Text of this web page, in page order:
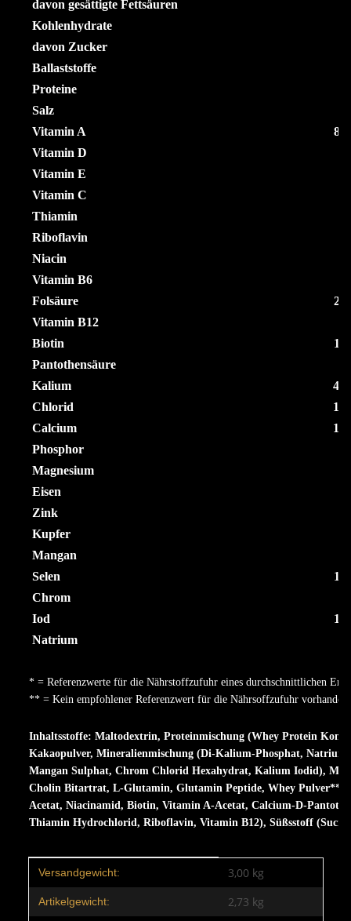
davon gesättigte Fettsäuren
Kohlenhydrate
davon Zucker
Ballaststoffe
Proteine
Salz
Vitamin A
Vitamin D
Vitamin E
Vitamin C
Thiamin
Riboflavin
Niacin
Vitamin B6
Folsäure
Vitamin B12
Biotin
Pantothensäure
Kalium
Chlorid
Calcium
Phosphor
Magnesium
Eisen
Zink
Kupfer
Mangan
Selen
Chrom
Iod
Natrium
* = Referenzwerte für die Nährstoffzufuhr eines durchschnittlichen
** = Kein empfohlener Referenzwert für die Nährsoffzufuhr vorhanden.
Inhaltsstoffe: Maltodextrin, Proteinmischung (Whey Protein
Kakaopulver, Mineralienmischung (Di-Kalium-Phosphat,
Mangan Sulphat, Chrom Chlorid Hexahydrat, Kalium Iodid),
Cholin Bitartrat, L-Glutamin, Glutamin Peptide, Whey
Acetat, Niacinamid, Biotin, Vitamin A-Acetat, Calcium-D-
Thiamin Hydrochlorid, Riboflavin, Vitamin B12), Süßsstoff
Produkteigenschaft
Wert
Versandgewicht: 3,00 kg
Artikelgewicht: 2,73 kg